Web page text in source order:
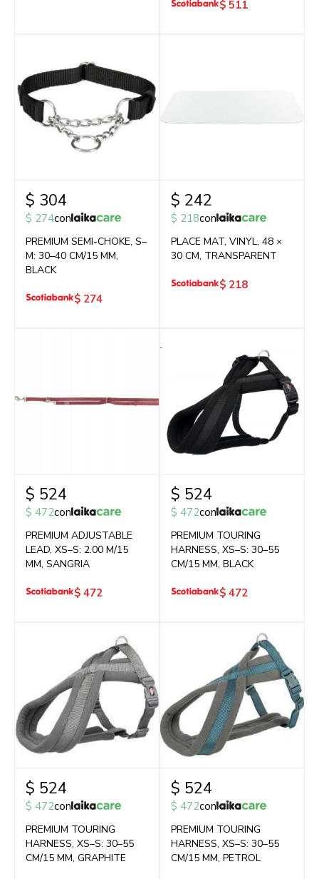
$ 511
$ 304
$ 274con
PREMIUM SEMI-CHOKE, S–
M: 30–40 CM/15 MM,
BLACK
$ 274
$ 242
$ 218con
PLACE MAT, VINYL, 48 ×
30 CM, TRANSPARENT
$ 218
$ 524
$ 472con
PREMIUM ADJUSTABLE
LEAD, XS–S: 2.00 M/15
MM, SANGRIA
$ 472
$ 524
$ 472con
PREMIUM TOURING
HARNESS, XS–S: 30–55
CM/15 MM, BLACK
$ 472
$ 524
$ 472con
PREMIUM TOURING
HARNESS, XS–S: 30–55
CM/15 MM, GRAPHITE
$ 524
$ 472con
PREMIUM TOURING
HARNESS, XS–S: 30–55
CM/15 MM, PETROL